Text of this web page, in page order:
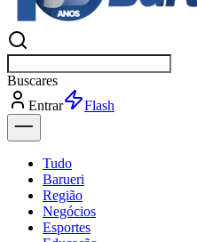
Buscaresportes
Entrar
Flash
Tudo
Barueri
Região
Negócios
Esportes